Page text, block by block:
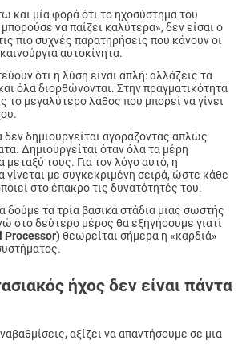
και μία φορά ότι το ηχοσύστημα του
να παίζει καλύτερα», δεν είσαι ο
πιο συχνές παρατηρήσεις που κάνουν οι
αυτοκίνητα.
ότι η λύση είναι απλή: αλλάζεις τα
όλα διορθώνονται. Στην πραγματικότητα
το μεγαλύτερο λάθος που μπορεί να γίνει
δημιουργείται αγοράζοντας απλώς
Δημιουργείται όταν όλα τα μέρη
τους. Για τον λόγο αυτό, η
γίνεται με συγκεκριμένη σειρά, ώστε κάθε
στο έπακρο τις δυνατότητές του.
δούμε τα τρία βασικά στάδια μιας σωστής
στο δεύτερο μέρος θα εξηγήσουμε γιατί
Processor)θεωρείται σήμερα η «καρδιά»
ήχος δεν είναι πάντα
αξίζει να απαντήσουμε σε μια